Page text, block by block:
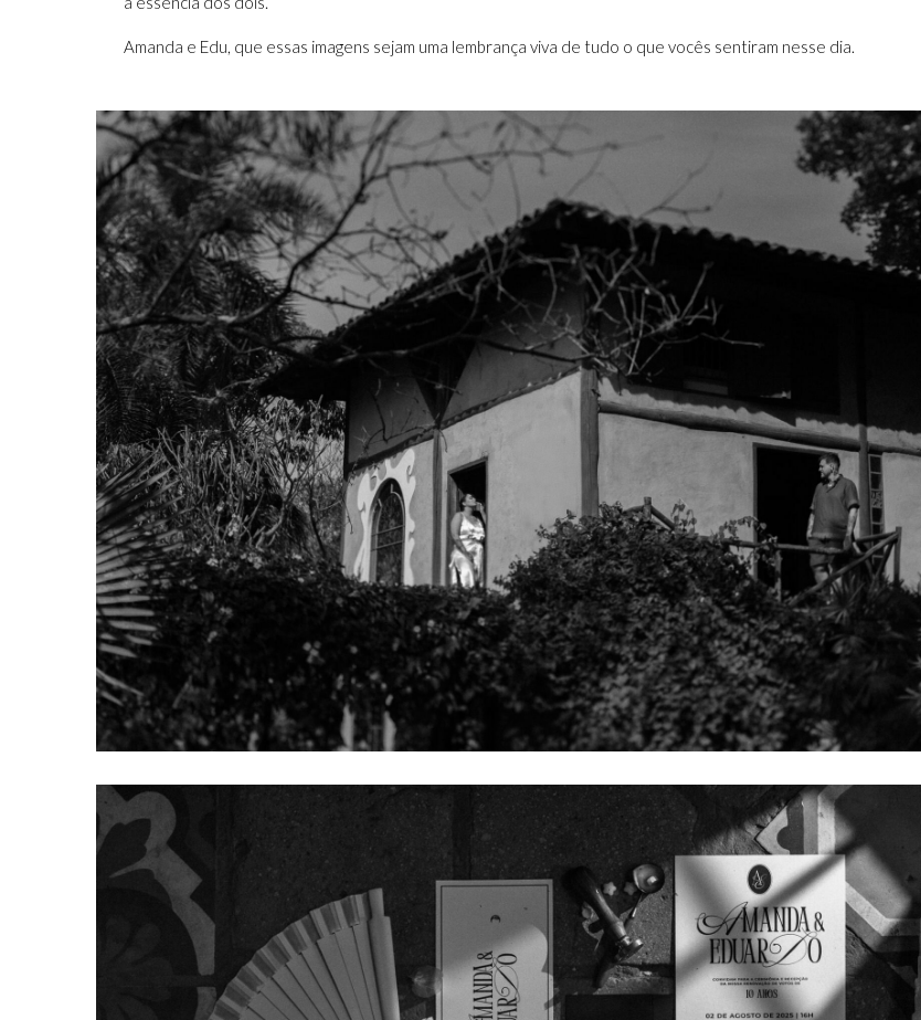
Amanda e Edu, que essas imagens sejam uma lembrança viva de tudo o que vocês sentiram nesse dia.